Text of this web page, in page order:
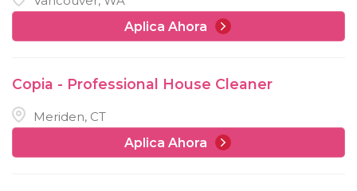
Aplica Ahora
Copia - Professional House Cleaner
Meriden, CT
Aplica Ahora